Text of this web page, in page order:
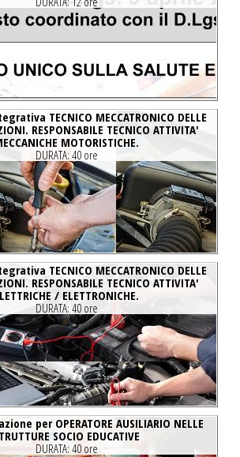
TECNICO MECCATRONICO DELLE
RESPONSABILE TECNICO ATTIVITA'
MOTORISTICHE.
DURATA: 40 ore
TECNICO MECCATRONICO DELLE
RESPONSABILE TECNICO ATTIVITA'
/ ELETTRONICHE.
DURATA: 40 ore
per OPERATORE AUSILIARIO NELLE
SOCIO EDUCATIVE
DURATA: 40 ore